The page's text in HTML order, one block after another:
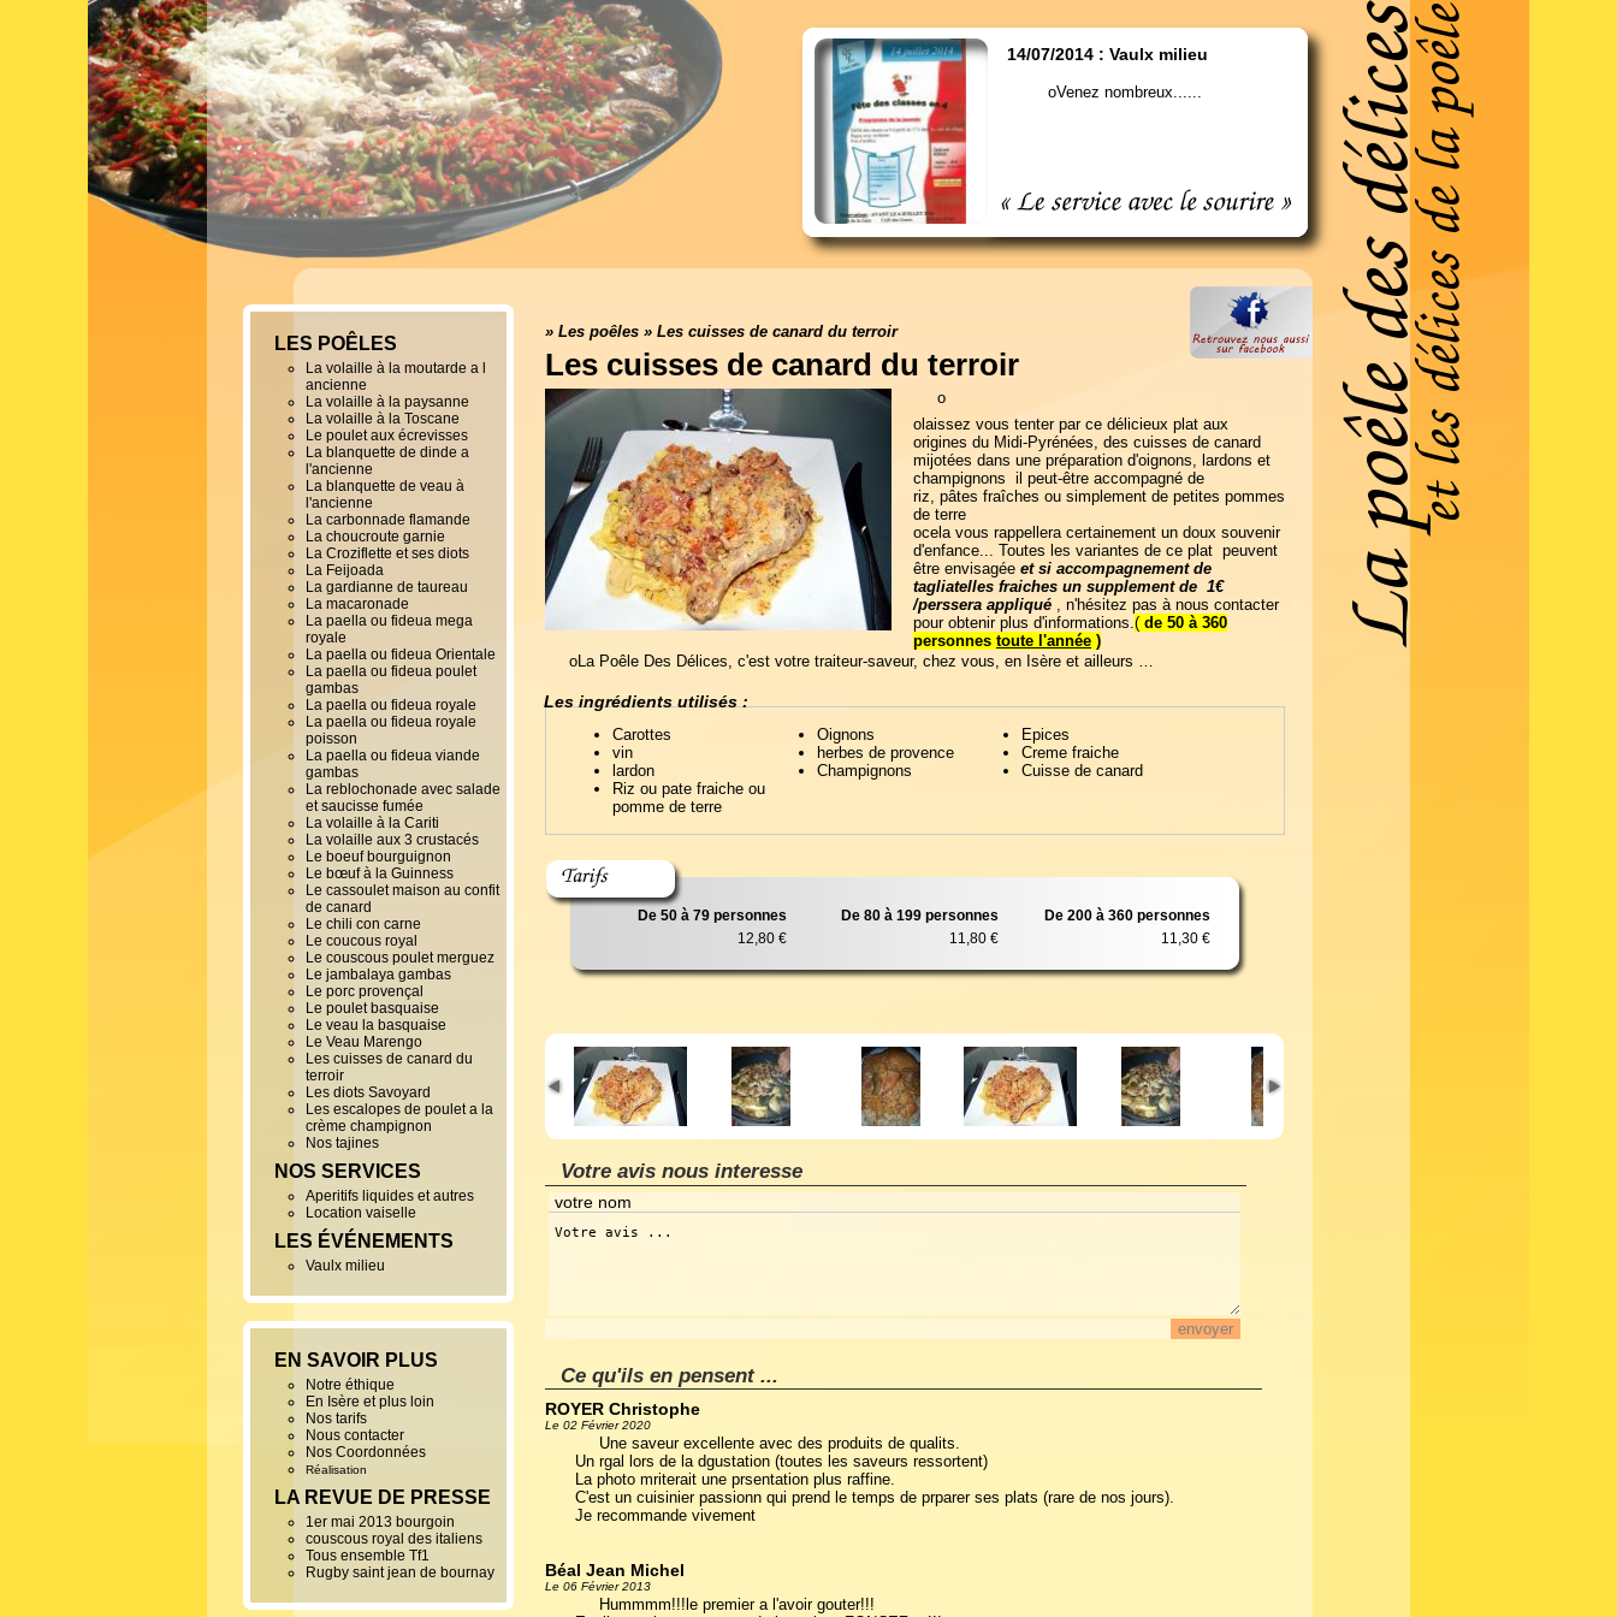
14/07/2014 : Vaulx milieu
oVenez nombreux......
» Les poêles » Les cuisses de canard du terroir
Les cuisses de canard du terroir
o
olaissez vous tenter par ce délicieux plat aux
origines du Midi-Pyrénées, des cuisses de canard
mijotées dans une préparation d'oignons, lardons et
champignons il peut-être accompagné de
riz, pâtes fraîches ou simplement de petites pommes
de terre
ocela vous rappellera certainement un doux souvenir
d'enfance... Toutes les variantes de ce plat peuvent
être envisagée et si accompagnement de
tagliatelles fraiches un supplement de 1€
/perssera appliqué , n'hésitez pas à nous contacter
pour obtenir plus d'informations.( de 50 à 360
personnes toute l'année )
oLa Poêle Des Délices, c'est votre traiteur-saveur, chez vous, en Isère et ailleurs …
Les ingrédients utilisés :
Carottes Oignons
Epices
vin
herbes de provence
Creme fraiche
lardon
Champignons
Cuisse de canard
Riz ou pate fraiche ou
pomme de terre
De 50 à 79 personnes De 80 à 199 personnes
De 200 à 360 personnes
12,80 €
11,80 € 11,30 €
Votre avis nous interesse
Ce qu'ils en pensent ...
ROYER Christophe
Le 02 Février 2020
Une saveur excellente avec des produits de qualits.
Un rgal lors de la dgustation (toutes les saveurs ressortent)
La photo mriterait une prsentation plus raffine.
C'est un cuisinier passionn qui prend le temps de prparer ses plats (rare de nos jours).
Je recommande vivement
Béal Jean Michel
Le 06 Février 2013
Hummmm!!!le premier a l'avoir gouter!!!
LES POÊLES
La volaille à la moutarde a l
ancienne
La volaille à la paysanne
La volaille à la Toscane
Le poulet aux écrevisses
La blanquette de dinde a
l'ancienne
La blanquette de veau à
l'ancienne
La carbonnade flamande
La choucroute garnie
La Croziflette et ses diots
La Feijoada
La gardianne de taureau
La macaronade
La paella ou fideua mega
royale
La paella ou fideua Orientale
La paella ou fideua poulet
gambas
La paella ou fideua royale
La paella ou fideua royale
poisson
La paella ou fideua viande
gambas
La reblochonade avec salade
et saucisse fumée
La volaille à la Cariti
La volaille aux 3 crustacés
Le boeuf bourguignon
Le bœuf à la Guinness
Le cassoulet maison au confit
de canard
Le chili con carne
Le coucous royal
Le couscous poulet merguez
Le jambalaya gambas
Le porc provençal
Le poulet basquaise
Le veau la basquaise
Le Veau Marengo
Les cuisses de canard du
terroir
Les diots Savoyard
Les escalopes de poulet a la
crème champignon
Nos tajines
NOS SERVICES
Aperitifs liquides et autres
Location vaiselle
LES ÉVÉNEMENTS
Vaulx milieu
EN SAVOIR PLUS
Notre éthique
En Isère et plus loin
Nos tarifs
Nous contacter
Nos Coordonnées
Réalisation
LA REVUE DE PRESSE
1er mai 2013 bourgoin
couscous royal des italiens
Tous ensemble Tf1
Rugby saint jean de bournay